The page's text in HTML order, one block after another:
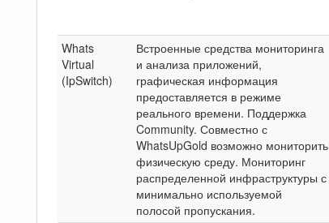
Whats
Virtual
(IpSwitch)
Встроенные средства мониторинга
и анализа приложений,
графическая информация
предоставляется в режиме
реального времени. Поддержка
Community. Совместно с
WhatsUpGold возможно мониторить
физическую среду. Мониторинг
распределенной инфраструктуры с
минимально используемой
полосой пропускания.